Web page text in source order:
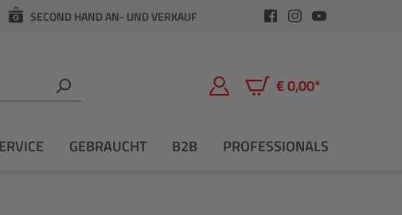
SECOND HAND AN- UND VERKAUF
€ 0,00*
Warenkorb enthält 0
GEBRAUCHT B2B PROFESSIONALS